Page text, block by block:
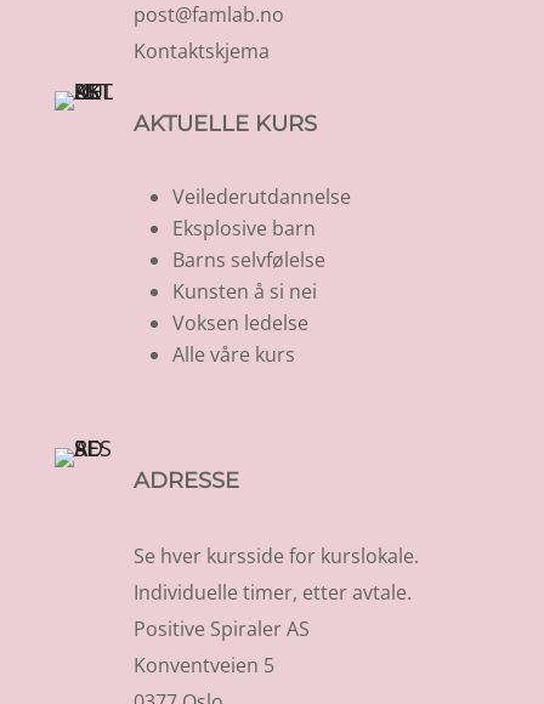
post@famlab.no
Kontaktskjema
AKTUELLE KURS
Veilederutdannelse
Eksplosive barn
Barns selvfølelse
Kunsten å si nei
Voksen ledelse
Alle våre kurs
ADRESSE
Se hver kursside for kurslokale.
Individuelle timer, etter avtale.
Positive Spiraler AS
Konventveien 5